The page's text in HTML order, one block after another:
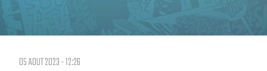
05 AOUT 2023 - 12:26